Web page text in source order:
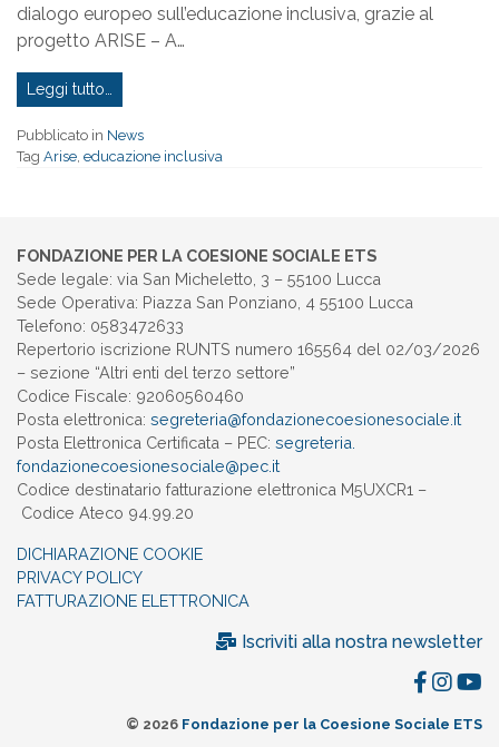
dialogo europeo sull’educazione inclusiva, grazie al
progetto ARISE – A…
Leggi tutto…
Pubblicato in News
Tag Arise, educazione inclusiva
FONDAZIONE PER LA COESIONE SOCIALE ETS
Sede legale: via San Micheletto, 3 – 55100 Lucca
Sede Operativa: Piazza San Ponziano, 4 55100 Lucca
Telefono: 0583472633
Repertorio iscrizione RUNTS numero 165564 del 02/03/2026
– sezione “Altri enti del terzo settore”
Codice Fiscale: 92060560460
Posta elettronica: segreteria@fondazionecoesionesociale.it
Posta Elettronica Certificata – PEC: segreteria.
fondazionecoesionesociale@pec. it
Codice destinatario fatturazione elettronica M5UXCR1 –
Codice Ateco 94.99.20
DICHIARAZIONE COOKIE
PRIVACY POLICY
FATTURAZIONE ELETTRONICA
Iscriviti alla nostra newsletter
© 2026 Fondazione per la Coesione Sociale ETS